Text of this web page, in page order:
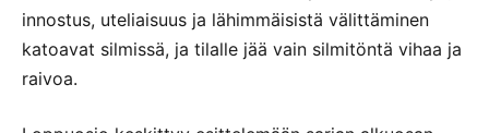
innostus, uteliaisuus ja lähimmäisistä välittäminen
katoavat silmissä, ja tilalle jää vain silmitöntä vihaa ja
raivoa.